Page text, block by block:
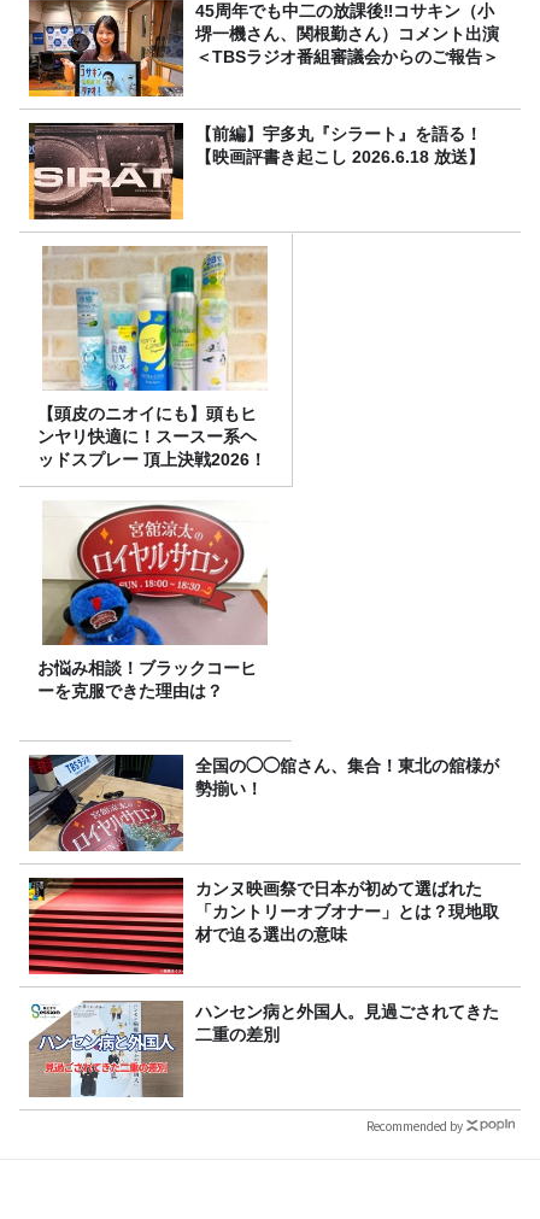
45周年でも中二の放課後‼コサキン（小
堺一機さん、関根勤さん）コメント出演
＜TBSラジオ番組審議会からのご報告＞
【前編】宇多丸『シラート』を語る！
【映画評書き起こし 2026.6.18 放送】
【頭皮のニオイにも】頭もヒ
ンヤリ快適に！スースー系ヘ
ッドスプレー 頂上決戦2026！
お悩み相談！ブラックコーヒ
ーを克服できた理由は？
全国の◯◯舘さん、集合！東北の舘様が
勢揃い！
カンヌ映画祭で日本が初めて選ばれた
「カントリーオブオナー」とは？現地取
材で迫る選出の意味
ハンセン病と外国人。見過ごされてきた
二重の差別
Recommended by